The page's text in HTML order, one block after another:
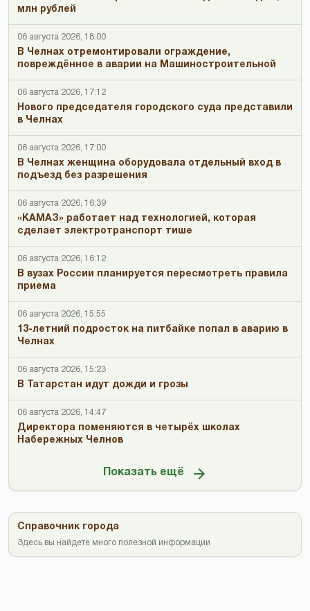
млн рублей
06 августа 2026, 18:00
В Челнах отремонтировали ограждение,
повреждённое в аварии на Машиностроительной
06 августа 2026, 17:12
Нового председателя городского суда представили
в Челнах
06 августа 2026, 17:00
В Челнах женщина оборудовала отдельный вход в
подъезд без разрешения
06 августа 2026, 16:39
«КАМАЗ» работает над технологией, которая
сделает электротранспорт тише
06 августа 2026, 16:12
В вузах России планируется пересмотреть правила
приема
06 августа 2026, 15:55
13-летний подросток на питбайке попал в аварию в
Челнах
06 августа 2026, 15:23
В Татарстан идут дожди и грозы
06 августа 2026, 14:47
Директора поменяются в четырёх школах
Набережных Челнов
Показать ещё
Справочник города
Здесь вы найдете много полезной информации